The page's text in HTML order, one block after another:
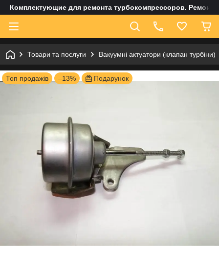
Комплектующие для ремонта турбокомпрессоров. Ремонт
Товари та послуги Вакуумні актуатори (клапан турбіни)
Топ продажів –13% Подарунок